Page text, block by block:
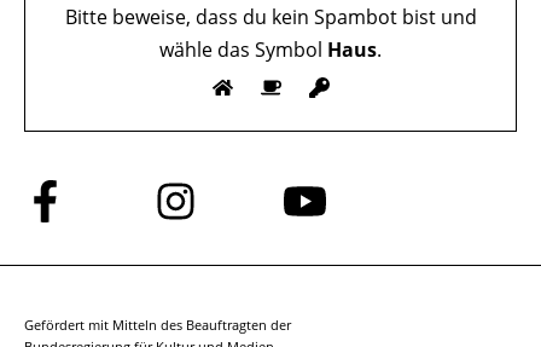
Bitte beweise, dass du kein Spambot bist und
wähle das Symbol Haus.
Folge
uns
auf
Folge
uns
auf
Folge
auf
Gefördert mit Mitteln des Beauftragten der